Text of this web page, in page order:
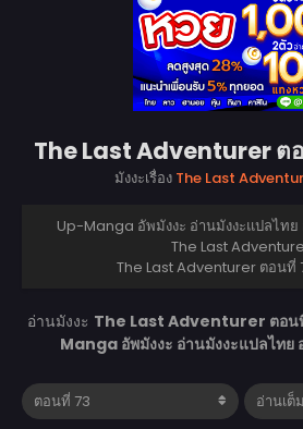
The Last Adventurer ต
มังงะเรื่อง The Last
Up-Manga อัพมังงะ อ่านมังงะแปลไท
The Last
The Last Adventurer ตอนที่
อ่านมังงะ The Last Adventurer ตอน
Manga อัพมังงะ อ่านมังงะแปลไทย